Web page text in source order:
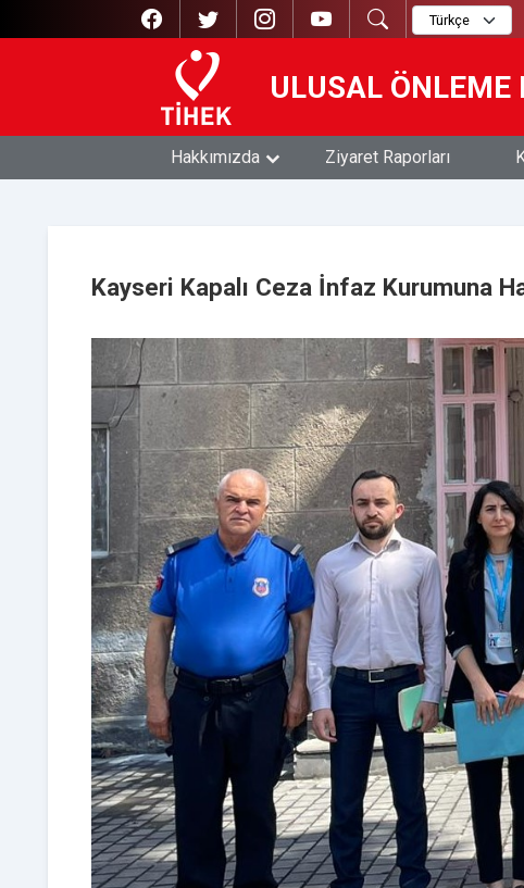
ULUSAL
Hakkımızda Ziyaret Raporları
Kayseri Kapalı Ceza İnfaz Kurumuna